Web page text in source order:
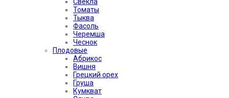
Томаты
Тыква
Фасоль
Черемша
Чеснок
Плодовые
Абрикос
Вишня
Грецкий орех
Груша
Кумкват